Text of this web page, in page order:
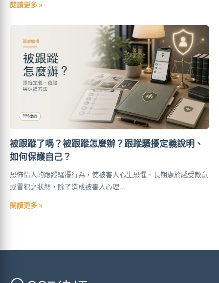
閱讀更多 »
被跟蹤了嗎？被跟蹤怎麼辦？跟蹤騷擾定義說明、
如何保護自己？
恐怖情人的跟蹤騷擾行為，使被害人心生恐懼、長期處於感受敵意
或冒犯之狀態，除了造成被害人心理...
閱讀更多 »